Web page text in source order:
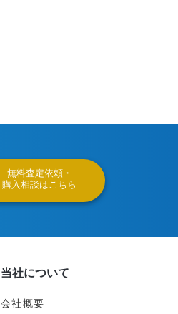
無料査定依頼・
購入相談はこちら
当社について
会社概要